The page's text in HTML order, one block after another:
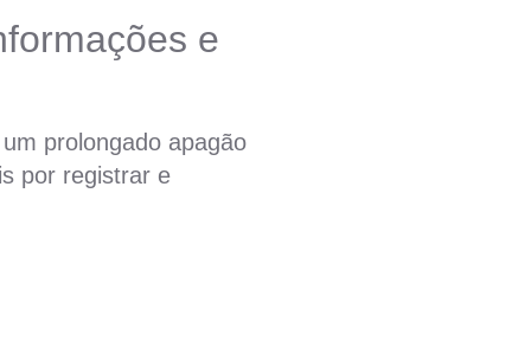
e
prolongado apagão
por registrar e